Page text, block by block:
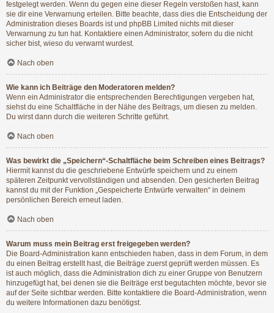
festgelegt werden. Wenn du gegen eine dieser Regeln verstoßen hast, kann
sie dir eine Verwarnung erteilen. Bitte beachte, dass dies die Entscheidung der
Administration dieses Boards ist und phpBB Limited nichts mit dieser
Verwarnung zu tun hat. Kontaktiere einen Administrator, sofern du die nicht
sicher bist, wieso du verwarnt wurdest.
Nach oben
Wie kann ich Beiträge den Moderatoren melden?
Wenn ein Administrator die entsprechenden Berechtigungen vergeben hat,
siehst du eine Schaltfläche in der Nähe des Beitrags, um diesen zu melden.
Du wirst dann durch die weiteren Schritte geführt.
Nach oben
Was bewirkt die „Speichern“-Schaltfläche beim Schreiben eines Beitrags?
Hiermit kannst du die geschriebene Entwürfe speichern und zu einem
späteren Zeitpunkt vervollständigen und absenden. Den gesicherten Beitrag
kannst du mit der Funktion „Gespeicherte Entwürfe verwalten“ in deinem
persönlichen Bereich erneut laden.
Nach oben
Warum muss mein Beitrag erst freigegeben werden?
Die Board-Administration kann entschieden haben, dass in dem Forum, in dem
du einen Beitrag erstellt hast, die Beiträge zuerst geprüft werden müssen. Es
ist auch möglich, dass die Administration dich zu einer Gruppe von Benutzern
hinzugefügt hat, bei denen sie die Beiträge erst begutachten möchte, bevor sie
auf der Seite sichtbar werden. Bitte kontaktiere die Board-Administration, wenn
du weitere Informationen dazu benötigst.